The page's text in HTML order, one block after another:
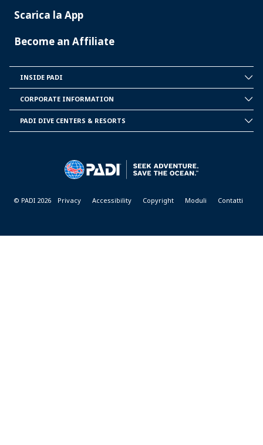
Scarica la App
Become an Affiliate
PADI
INSIDE PADI
INFORMATION
CORPORATE INFORMATION
PADI DIVE CENTERS & RESORTS
© PADI 2026 Privacy Accessibility Copyright Moduli Contatti